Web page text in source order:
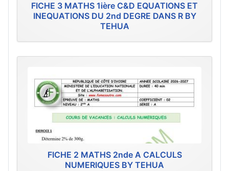
FICHE 3 MATHS 1ière C&D EQUATIONS ET
INEQUATIONS DU 2nd DEGRE DANS R BY
TEHUA
FICHE 2 MATHS 2nde A CALCULS
NUMERIQUES BY TEHUA